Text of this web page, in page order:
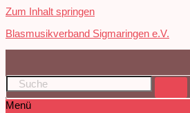
Zum Inhalt springen
Blasmusikverband Sigmaringen e.V.
Menü